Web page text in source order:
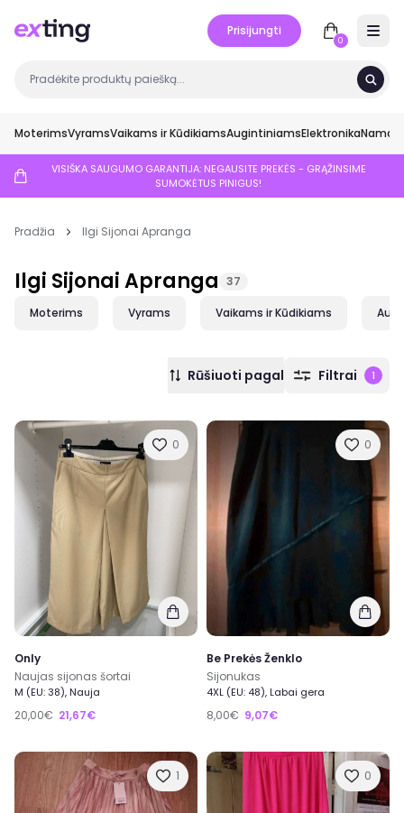
Prisijungti
0
MoterimsVyramsVaikams ir KūdikiamsAugintiniamsElektronikaNamai
VISIŠKA SAUGUMO GARANTIJA: NEGAUSITE PREKĖS - GRĄŽINSIME
SUMOKĖTUS PINIGUS!
Pradžia Ilgi Sijonai Apranga
Ilgi Sijonai Apranga 37
Moterims Vyrams Vaikams ir Kūdikiams
Rūšiuoti pagal Filtrai 1
0
Only
Naujas sijonas šortai
M (EU: 38), Nauja
20,00€ 21,67€
0
Be Prekės Ženklo
Sijonukas
4XL (EU: 48), Labai gera
8,00€ 9,07€
1 0